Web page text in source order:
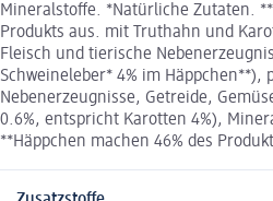
Mineralstoffe. *Natürliche Zutaten.
Produkts aus. mit Truthahn und
Fleisch und tierische
Schweineleber* 4% im Häppchen**),
Nebenerzeugnisse, Getreide,
0.6%, entspricht Karotten 4%),
**Häppchen machen 46% des